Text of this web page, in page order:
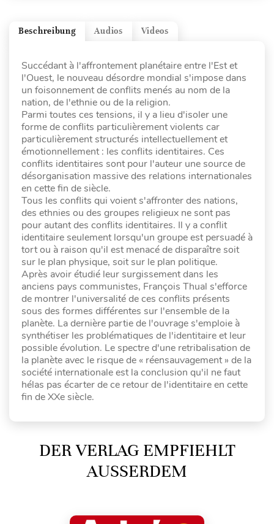
Videos
Audios
Beschreibung
Succédant à l'affrontement planétaire entre l'Est et
l'Ouest, le nouveau désordre mondial s'impose dans
un foisonnement de conflits menés au nom de la
nation, de l'ethnie ou de la religion.
Parmi toutes ces tensions, il y a lieu d'isoler une
forme de conflits particulièrement violents car
particulièrement structurés intellectuellement et
émotionnellement : les conflits identitaires. Ces
conflits identitaires sont pour l'auteur une source de
désorganisation massive des relations internationales
en cette fin de siècle.
Tous les conflits qui voient s'affronter des nations,
des ethnies ou des groupes religieux ne sont pas
pour autant des conflits identitaires. Il y a conflit
identitaire seulement lorsqu'un groupe est persuadé à
tort ou à raison qu'il est menacé de disparaître soit
sur le plan physique, soit sur le plan politique.
Après avoir étudié leur surgissement dans les
anciens pays communistes, François Thual s'efforce
de montrer l'universalité de ces conflits présents
sous des formes différentes sur l'ensemble de la
planète. La dernière partie de l'ouvrage s'emploie à
synthétiser les problématiques de l'identitaire et leur
possible évolution. Le spectre d'une retribalisation de
la planète avec le risque de « réensauvagement » de la
société internationale est la conclusion qu'il ne faut
hélas pas écarter de ce retour de l'identitaire en cette
fin de XXe siècle.
DER VERLAG EMPFIEHLT
AUSSERDEM